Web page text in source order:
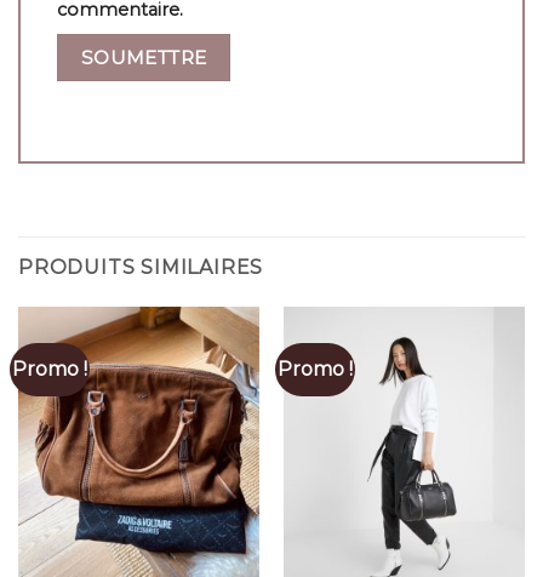
commentaire.
PRODUITS SIMILAIRES
Promo ! Promo !